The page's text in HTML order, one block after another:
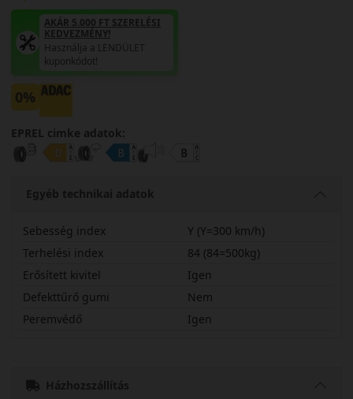
AKÁR 5.000 FT SZERELÉSI
KEDVEZMÉNY!
Használja a LENDÜLET
kuponkódot!
0%
EPREL cimke adatok:
Egyéb technikai adatok
Sebesség index
Y (Y=300 km/h)
Terhelési index
84 (84=500kg)
Erősített kivitel
Igen
Defekttűrő gumi
Nem
Peremvédő
Igen
Házhozszállítás